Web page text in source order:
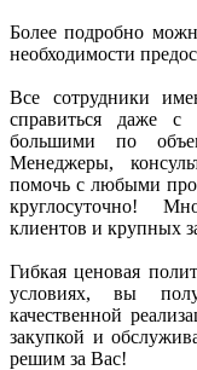
Более подробно
необходимости
Все сотрудники
справиться даже с
большими по
Менеджеры,
помочь с любыми
круглосуточно!
клиентов и крупных
Гибкая ценовая
условиях, вы
качественной
закупкой и
решим за Вас!